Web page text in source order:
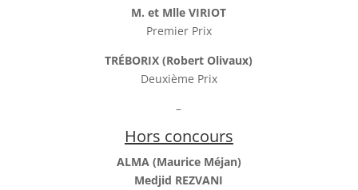
M. et Mlle VIRIOT
Premier Prix
TRÉBORIX (Robert Olivaux)
Deuxième Prix
–
Hors concours
ALMA (Maurice Méjan)
Medjid REZVANI